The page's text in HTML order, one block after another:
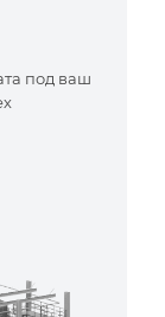
под ваш